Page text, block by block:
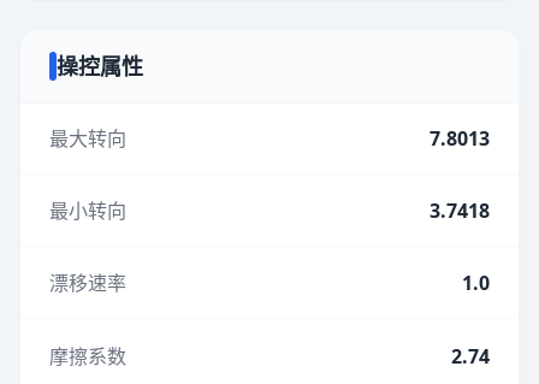
操控属性
最大转向 7.8013
最小转向 3.7418
漂移速率 1.0
摩擦系数 2.74